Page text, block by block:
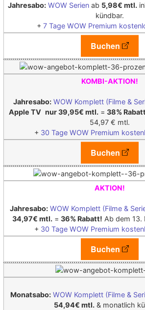
Jahresabo: WOW Serien ab 5,98€ mtl.
kündbar.
+ 7 Tage WOW Premium
Buchen
KOMBI-AKTION!
Jahresabo: WOW Komplett (Filme &
Apple TV nur 39,95€ mtl.= 38%
54,97 € mtl.
+ 30 Tage WOW Premium
Buchen
AKTION!
Jahresabo: WOW Komplett (Filme &
34,97€ mtl. = 36% Rabatt! Ab dem
+ 30 Tage WOW Premium
Buchen
Monatsabo: WOW Komplett (Filme &
54,94€ mtl. & monatlich